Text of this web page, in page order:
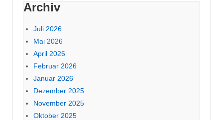
Archiv
Juli 2026
Mai 2026
April 2026
Februar 2026
Januar 2026
Dezember 2025
November 2025
Oktober 2025